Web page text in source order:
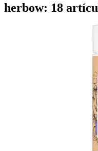
herbow: 18